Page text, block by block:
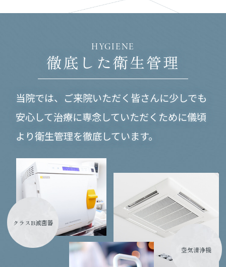
HYGIENE
徹底した衛生管理
当院では、ご来院いただく皆さんに少しでも
安心して治療に専念していただくために儀頃
より衛生管理を徹底しています。
クラスB滅菌器
空気清浄機